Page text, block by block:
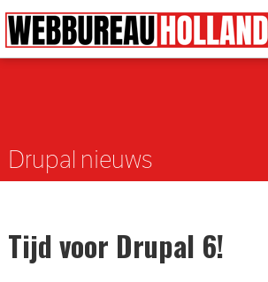
Drupal nieuws
Artikelen
Tijd voor Drupal 6!